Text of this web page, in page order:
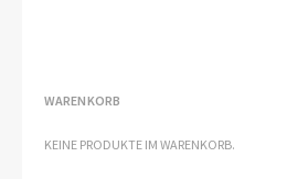
WARENKORB
KEINE PRODUKTE IM WARENKORB.